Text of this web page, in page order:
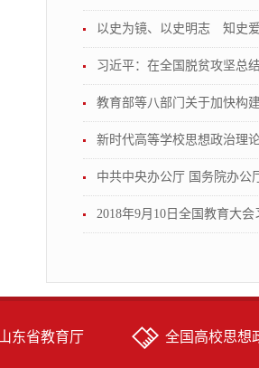
以史为镜、以史明志 知史
习近平：在全国脱贫攻坚总
教育部等八部门关于加快构
新时代高等学校思想政治理
中共中央办公厅 国务院办公
2018年9月10日全国教育大
东省教育厅 全国高校思想